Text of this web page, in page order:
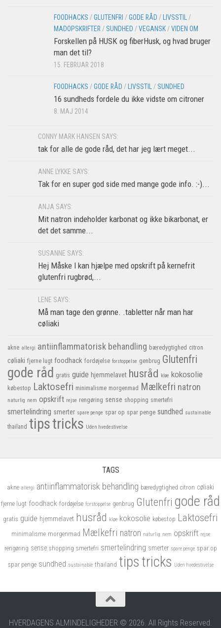
FOODHACKS /GLUTENFRI /GODE RÅD / LIVSSTIL
/
MADOPSKRIFTER / SUNDHED /VEGANSK /VIDEN OM
Forskellen på HUSK og fiberHusk, og hvad bruger
man det til?
15. FEBRUAR 2018
FOODHACKS /GODE RÅD / LIVSSTIL / SUNDHED
16 sundheds fordele du ikke vidste om citroner
8. MAJ 2014
CONNY MARK HANSEN SAYS:
tak for alle de gode råd, det har jeg lært meget...
ANNE LYKKE SAYS:
Tak for en super god side med mange gode info. :-)...
ANJA SAYS:
Mit natron indeholder karbonat og ikke bikarbonat, er
det det samme...
SUSANNE SAYS:
Hej Måske I kan hjælpe med opskrift på kernefrit
glutenfri rugbrød,...
LENE SAYS:
Må man tage den grønne. .tabletter når man har
cøliaki
akne allergi antiinflammatorisk behandling bæredygtighed citron
cøliaki fjerne lugt foodhack fordøjelse forstoppelse genbrug Glutenfri
gode råd gratis guide hjemmelavet husråd kløe kokosolie
købestop Laktosefri minimalisme morgenmad Mælkefri natron
naturlig nem opskrift rejse rengøring sense shopping smertefri
smertelindring smerter spare penge spar op spar penge sundhed sustainable
thailand tipstricks Uden hvedestivelse
TAGS
akne allergi antiinflammatorisk behandling bæredygtighed citron cøliaki
fjerne lugt foodhack fordøjelse forstoppelse genbrug Glutenfri gode råd
gratis guide hjemmelavet husråd kløe kokosolie købestop Laktosefri
minimalisme morgenmad Mælkefri natron naturlig nem opskrift rejse
rengøring sense shopping smertefri smertelindring smerter spare penge spar op
spar penge sundhed sustainable thailand tipstricks Uden hvedestivelse
HVERDAGENS ALMINDELIGHEDER © 2026. All Rights Reserved.